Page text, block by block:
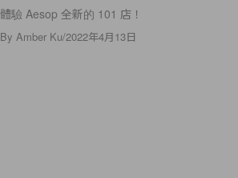
體驗 Aesop 全新的 101 店！
By Amber Ku/2022年4月13日